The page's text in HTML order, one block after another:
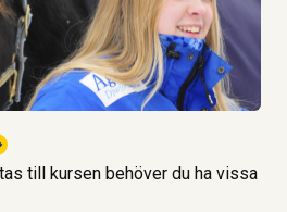
till kursen behöver du ha vissa